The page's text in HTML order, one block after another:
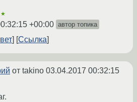
+00:00 автор топика
Ссылка
от takino 03.04.2017 00:32:15